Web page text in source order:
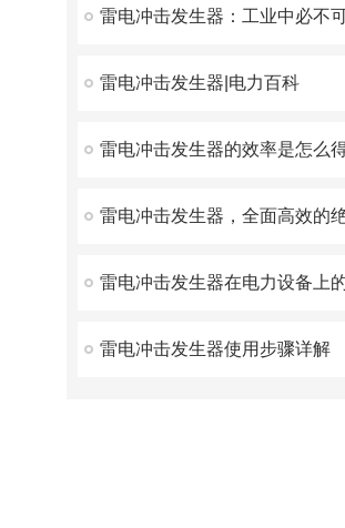
雷电冲击发生器|电力百科
雷电冲击发生器在电力设备上
雷电冲击发生器使用步骤详解